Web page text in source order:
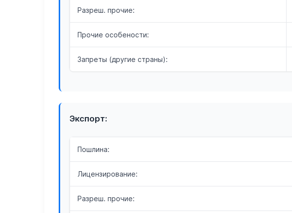
Разреш. прочие:
Прочие особености:
Запреты (другие страны):
Экспорт:
Пошлина:
Лицензирование:
Разреш. прочие: